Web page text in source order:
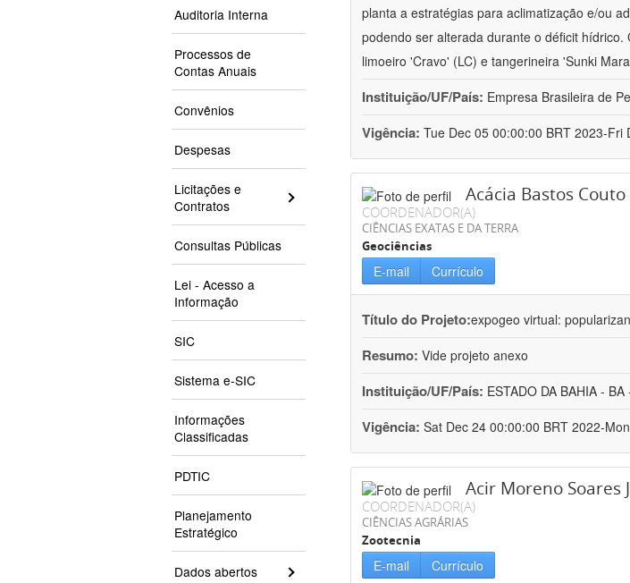
Auditoria Interna
Processos de
Contas Anuais
Convênios
Despesas
Licitações e
Contratos
Consultas Públicas
Lei - Acesso a
Informação
SIC
Sistema e-SIC
Informações
Classificadas
PDTIC
Planejamento
Estratégico
Dados abertos
planta a estratégias para aclimatização e/ou
podendo ser alterada durante o déficit
limoeiro 'Cravo' (LC) e tangerineira 'Sunki
Instituição/UF/País: Empresa Brasileira de
Vigência: Tue Dec 05 00:00:00 BRT 2023-Fri
Acácia Bastos
COORDENADOR(A)
CIÊNCIAS EXATAS E DA TERRA
Geociências
E-mail Currículo
Título do Projeto:expogeo virtual:
Resumo: Vide projeto anexo
Instituição/UF/País: ESTADO DA BAHIA - BA
Vigência: Sat Dec 24 00:00:00 BRT 2022-
Acir Moreno Soares
COORDENADOR(A)
CIÊNCIAS AGRÁRIAS
Zootecnia
E-mail Currículo